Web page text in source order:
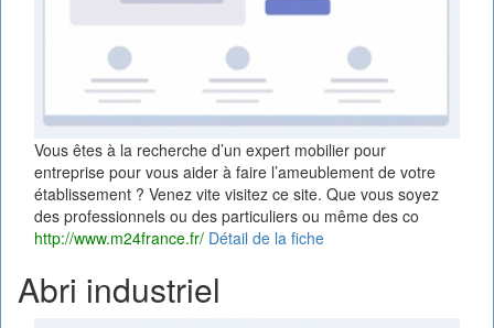
Vous êtes à la recherche d’un expert mobilier pour
entreprise pour vous aider à faire l’ameublement de votre
établissement ? Venez vite visitez ce site. Que vous soyez
des professionnels ou des particuliers ou même des co
http://www.m24france.fr/ Détail de la fiche
Abri industriel